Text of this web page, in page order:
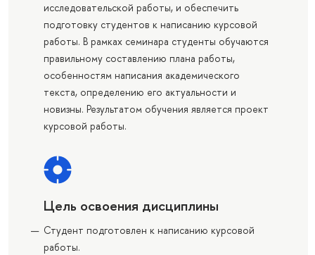
исследовательской работы, и обеспечить
подготовку студентов к написанию курсовой
работы. В рамках семинара студенты обучаются
правильному составлению плана работы,
особенностям написания академического
текста, определению его актуальности и
новизны. Результатом обучения является проект
курсовой работы.
Цель освоения дисциплины
Студент подготовлен к написанию курсовой
работы.